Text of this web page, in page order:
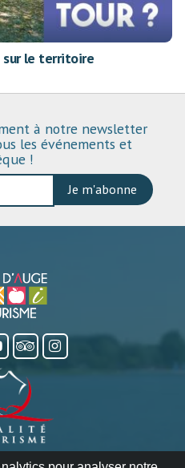
sur le territoire
à notre newsletter
les événements et
!
Je m'abonne